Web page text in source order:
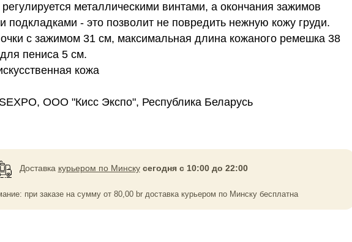
метал­ли­че­скими винтами, а окончания зажимов
подкладками - это позволит не повре­дить неж­ную кожу груди.
с зажимом 31 см, максимальная длина кожаного ремешка 38
пениса 5 см.
кожа
ОOО "Кисс Экспо", Республика Беларусь
Доставка курьером по Минску сегодня с 10:00 до 22:00
при заказе на сумму от 80,00 br доставка курьером по Минску бесплатна